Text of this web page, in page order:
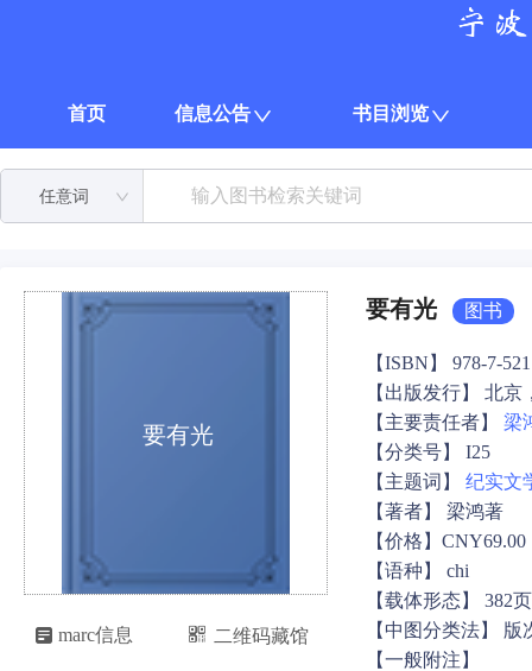
首页 信息公告 书目浏览
任意词
要有光
 marc信息  二维码藏馆
要有光 图书
【ISBN】 978-7-
【出版发行】 北京
【主要责任者】 梁
【分类号】 I25
【主题词】 纪实文
【著者】 梁鸿著
【价格】CNY69.00
【语种】 chi
【载体形态】 382
【中图分类法】 版
【一般附注】